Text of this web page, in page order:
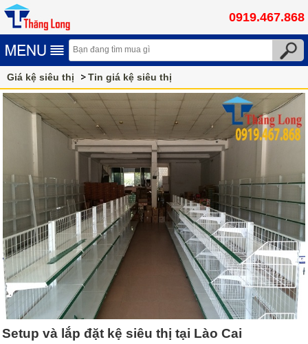
0919.467.868
Giá kệ siêu thị Tin giá kệ siêu thị
Setup và lắp đặt kệ siêu thị tại Lào Cai